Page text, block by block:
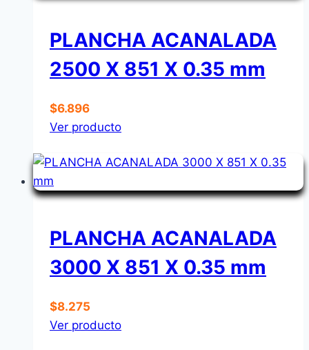
PLANCHA ACANALADA
2500 X 851 X 0.35 mm
$6.896
Ver producto
PLANCHA ACANALADA
3000 X 851 X 0.35 mm
$8.275
Ver producto